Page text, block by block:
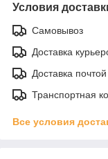
Условия
Самовывоз
Доставка
Доставка почтой
Транспортная
Все условия